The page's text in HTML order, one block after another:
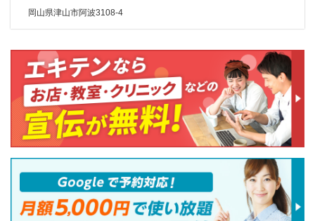
岡山県津山市阿波3108-4